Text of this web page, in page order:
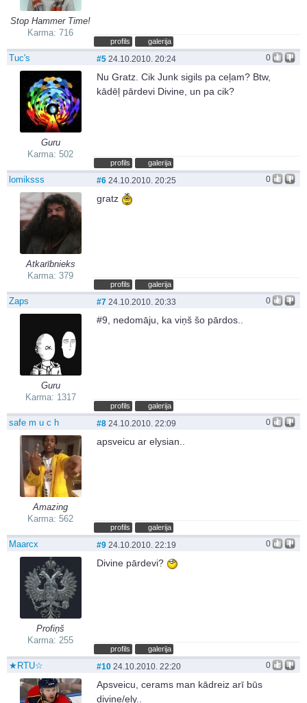
Stop Hammer Time!
Karma: 716
profils galerija
Tuc's
Guru
Karma: 502
0
#5 24.10.2010. 20:24
Nu Gratz. Cik Junk sigils pa ceļam? Btw,
kādēļ pārdevi Divine, un pa cik?
profils galerija
lomiksss
Atkarībnieks
Karma: 379
0
#6 24.10.2010. 20:25
gratz
profils galerija
Zaps
Guru
Karma: 1317
0
#7 24.10.2010. 20:33
#9, nedomāju, ka viņš šo pārdos..
profils galerija
safe m u c h
Amazing
Karma: 562
0
#8 24.10.2010. 22:09
apsveicu ar elysian..
profils galerija
Maarcx
Profiņš
Karma: 255
0
#9 24.10.2010. 22:19
Divine pārdevi?
profils galerija
★RTU☆ 0
#10 24.10.2010. 22:20
Apsveicu, cerams man kādreiz arī būs
divine/ely..